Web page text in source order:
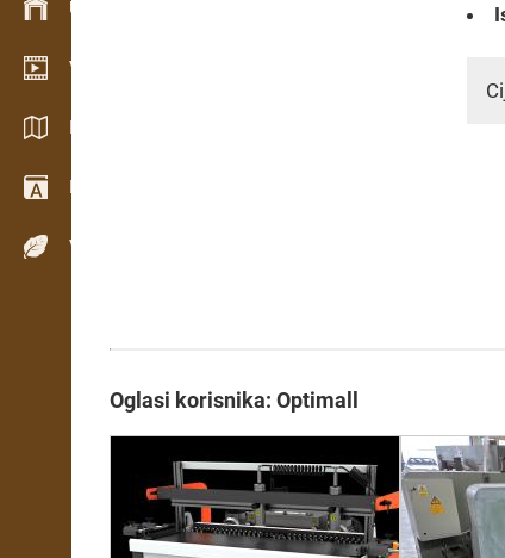
Upravljanje zalihama
Video showroom
Katalozi / Brošure
Rječnik
Vrste drva
Oglasi korisnika: Optimall